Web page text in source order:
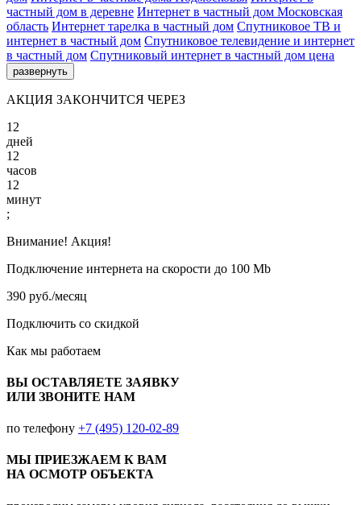
частный дом в деревне Интернет в частный дом Московская
область Интернет тарелка в частный дом Спутниковое ТВ и
интернет в частный дом Спутниковое телевидение и интернет
в частный дом Спутниковый интернет в частный дом цена
развернуть
АКЦИЯ ЗАКОНЧИТСЯ ЧЕРЕЗ
12
дней
12
часов
12
минут
;
Внимание! Акция!
Подключение интернета на скорости до 100 Mb
390 руб./месяц
Подключить со скидкой
Как мы работаем
ВЫ ОСТАВЛЯЕТЕ ЗАЯВКУ
ИЛИ ЗВОНИТЕ НАМ
по телефону +7 (495) 120-02-89
МЫ ПРИЕЗЖАЕМ К ВАМ
НА ОСМОТР ОБЪЕКТА